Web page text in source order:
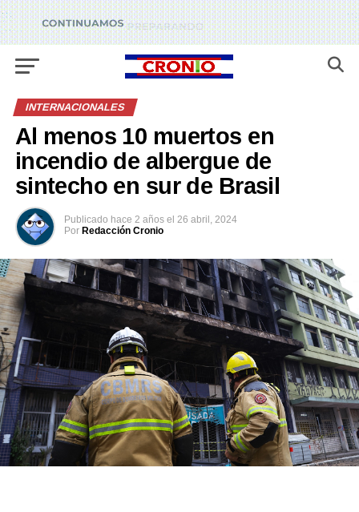
INTERNACIONALES
Al menos 10 muertos en
incendio de albergue de
sintecho en sur de Brasil
Publicado hace 2 años el 26 abril, 2024
Por Redacción Cronio